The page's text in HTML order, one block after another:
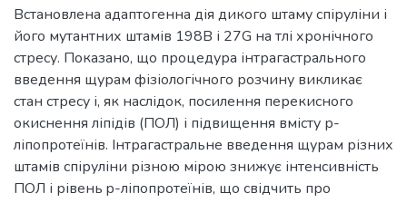
Встановлена адаптогенна дія дикого штаму спіруліни і
його мутантних штамів 198В і 27G на тлі хронічного
стресу. Показано, що процедура інтрагастрального
введення щурам фізіологічного розчину викликає
стан стресу і, як наслідок, посилення перекисного
окиснення ліпідів (ПОЛ) і підвищення вмісту р-
ліпопротеїнів. Інтрагастральне введення щурам різних
штамів спіруліни різною мірою знижує інтенсивність
ПОЛ і рівень p-ліпопротеїнів, що свідчить про